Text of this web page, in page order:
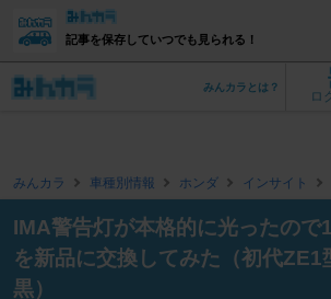
記事を保存していつでも見られる！
ロ
みんカラとは？
みんカラ 車種別情報 ホンダ インサイト
IMA警告灯が本格的に光ったので
を新品に交換してみた（初代ZE1
黒）